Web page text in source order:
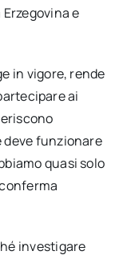
e
in vigore, rende
ai
deve funzionare
quasi solo
investigare